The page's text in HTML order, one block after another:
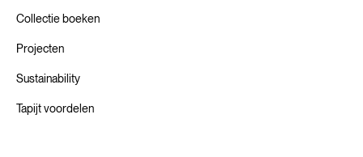
Collectie boeken
Projecten
Sustainability
Tapijt voordelen